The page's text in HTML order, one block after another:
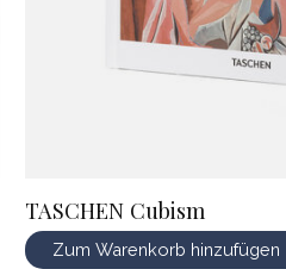
TASCHEN Cubism
Zum Warenkorb hinzufügen